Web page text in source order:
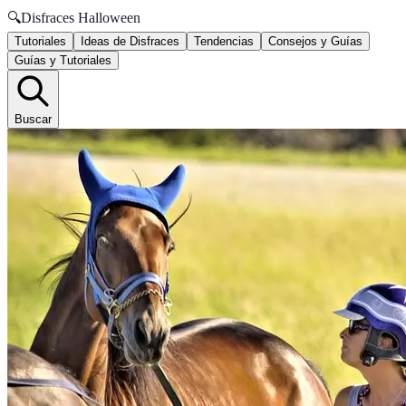
🔍Disfraces Halloween
Tutoriales Ideas de Disfraces Tendencias
Consejos y Guías
Guías y Tutoriales
Buscar